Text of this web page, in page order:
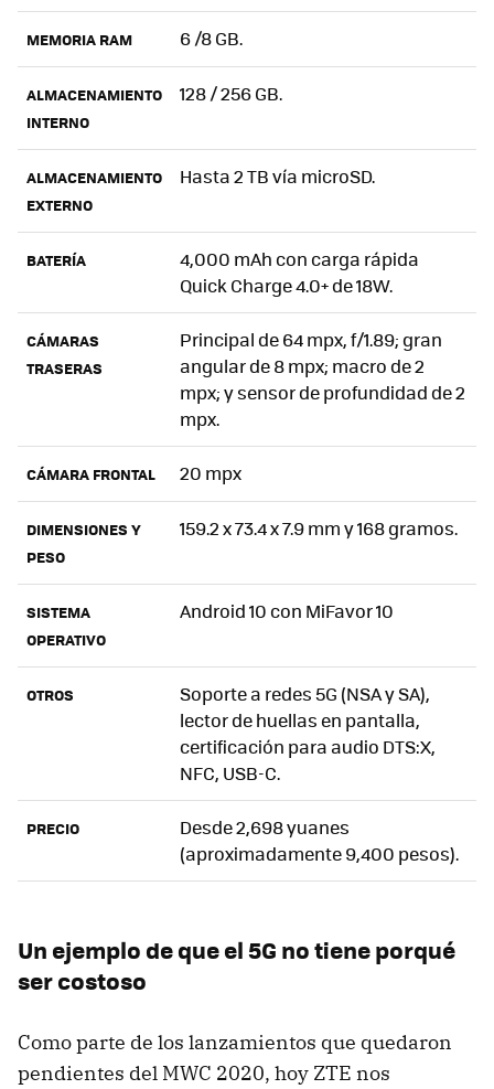
MEMORIA RAM 6 /8 GB.
ALMACENAMIENTO
INTERNO
128 / 256 GB.
ALMACENAMIENTO
EXTERNO
Hasta 2 TB vía microSD.
BATERÍA
4,000 mAh con carga rápida
Quick Charge 4.0+ de 18W.
CÁMARAS
TRASERAS
Principal de 64 mpx, f/1.89; gran
angular de 8 mpx; macro de 2
mpx; y sensor de profundidad de 2
mpx.
CÁMARA FRONTAL 20 mpx
DIMENSIONES Y
PESO
159.2 x 73.4 x 7.9 mm y 168 gramos.
SISTEMA
OPERATIVO
Android 10 con MiFavor 10
OTROS
Soporte a redes 5G (NSA y SA),
lector de huellas en pantalla,
certificación para audio DTS:X,
NFC, USB-C.
PRECIO
Desde 2,698 yuanes
(aproximadamente 9,400 pesos).
Un ejemplo de que el 5G no tiene porqué
ser costoso
Como parte de los lanzamientos que quedaron
pendientes del MWC 2020, hoy ZTE nos